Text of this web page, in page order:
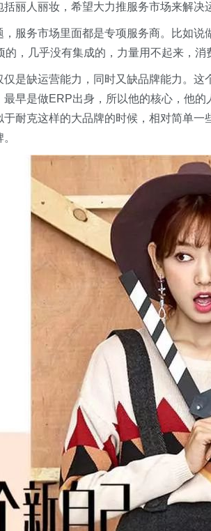
丽人丽妆，希望大力推服务市场来解决
服务市场里面都是专项服务商。比如
，几乎没有集成的，力量用不起来，消
是缺运营能力，同时又缺品牌能力。
早是做ERP出身，所以他的核心，他
于耐克这样的大品牌的时候，相对简单